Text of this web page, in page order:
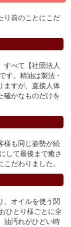
り前のことにこだ
すべて【社団法人
す。精油は製法・
ますが、直接人体
確かなものだけを
様も同じ姿勢が続
して最後まで癒さ
だわりました。
、オイルを使う関
ひとり様ごとに全
油汚れがひどい時